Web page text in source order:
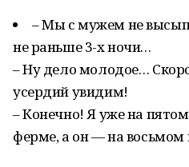
– Мы с мужем не
не раньше 3-х ночи…
– Ну дело молодое…
усердий увидим!
– Конечно! Я уже на
ферме, а он — на восьмом